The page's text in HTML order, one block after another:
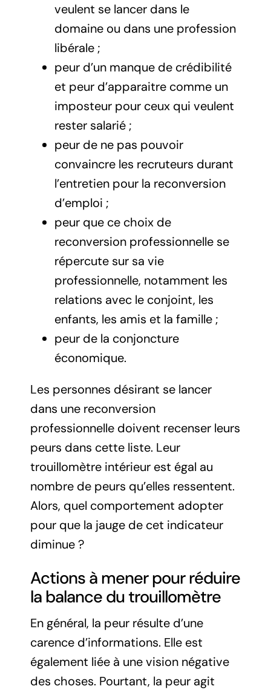
veulent se lancer dans le
domaine ou dans une profession
libérale ;
peur d’un manque de crédibilité
et peur d’apparaitre comme un
imposteur pour ceux qui veulent
rester salarié ;
peur de ne pas pouvoir
convaincre les recruteurs durant
l’entretien pour la reconversion
d’emploi ;
peur que ce choix de
reconversion professionnelle se
répercute sur sa vie
professionnelle, notamment les
relations avec le conjoint, les
enfants, les amis et la famille ;
peur de la conjoncture
économique.
Les personnes désirant se lancer
dans une reconversion
professionnelle doivent recenser leurs
peurs dans cette liste. Leur
trouillomètre intérieur est égal au
nombre de peurs qu’elles ressentent.
Alors, quel comportement adopter
pour que la jauge de cet indicateur
diminue ?
Actions à mener pour réduire
la balance du trouillomètre
En général, la peur résulte d’une
carence d’informations. Elle est
également liée à une vision négative
des choses. Pourtant, la peur agit